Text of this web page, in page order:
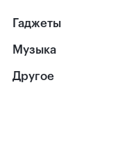
Гаджеты
Музыка
Другое